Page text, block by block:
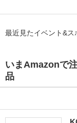
最近見たイベント&ス
いまAmazonで
品